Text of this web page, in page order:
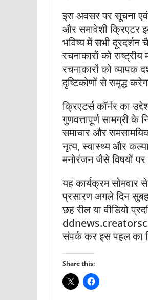
इस अवसर पर सूचना
और समावेशी क्रिएटर
भविष्य में सभी दूरदर्शन
रचनाकारों को
रचनाकारों को व्यापक
दृष्टिकोणों से समृद्ध
क्रिएटर्स कॉर्नर का
गुणवत्तापूर्ण सामग्री
समाचार और
नृत्य, स्वास्थ्य और
मनोरंजन जैसे विषयों
यह कार्यक्रम सोमवार
प्रसारण अगले दिन
छह रील या वीडियो
संपर्क कर इस पहल का
Share this: